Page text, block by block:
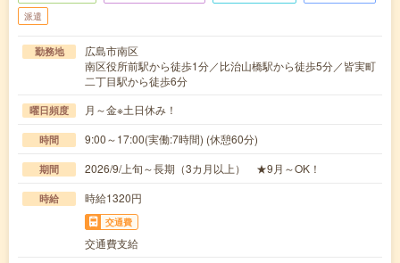
派遣
勤務地
広島市南区
南区役所前駅から徒歩1分／比治山橋駅から徒歩5分／皆実町
二丁目駅から徒歩6分
曜日頻度 月～金※土日休み！
時間 9:00～17:00(実働:7時間) (休憩60分)
期間 2026/9/上旬～長期（3カ月以上） ★9月～OK！
時給 時給1320円
交通費
交通費支給